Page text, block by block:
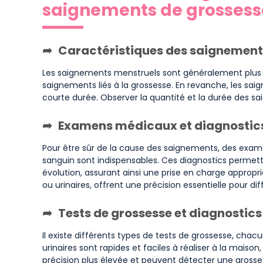
saignements de
Caractéristiques des
Les saignements menstruels sont généralement
saignements liés à la grossesse. En revanche, les
courte durée. Observer la quantité et la durée des
Examens médicaux et
Pour être sûr de la cause des saignements, des
sanguin sont indispensables. Ces diagnostics
évolution, assurant ainsi une prise en charge
ou urinaires, offrent une précision essentielle pour
Tests de grossesse et
Il existe différents types de tests de grossesse,
urinaires sont rapides et faciles à réaliser à la
précision plus élevée et peuvent détecter une